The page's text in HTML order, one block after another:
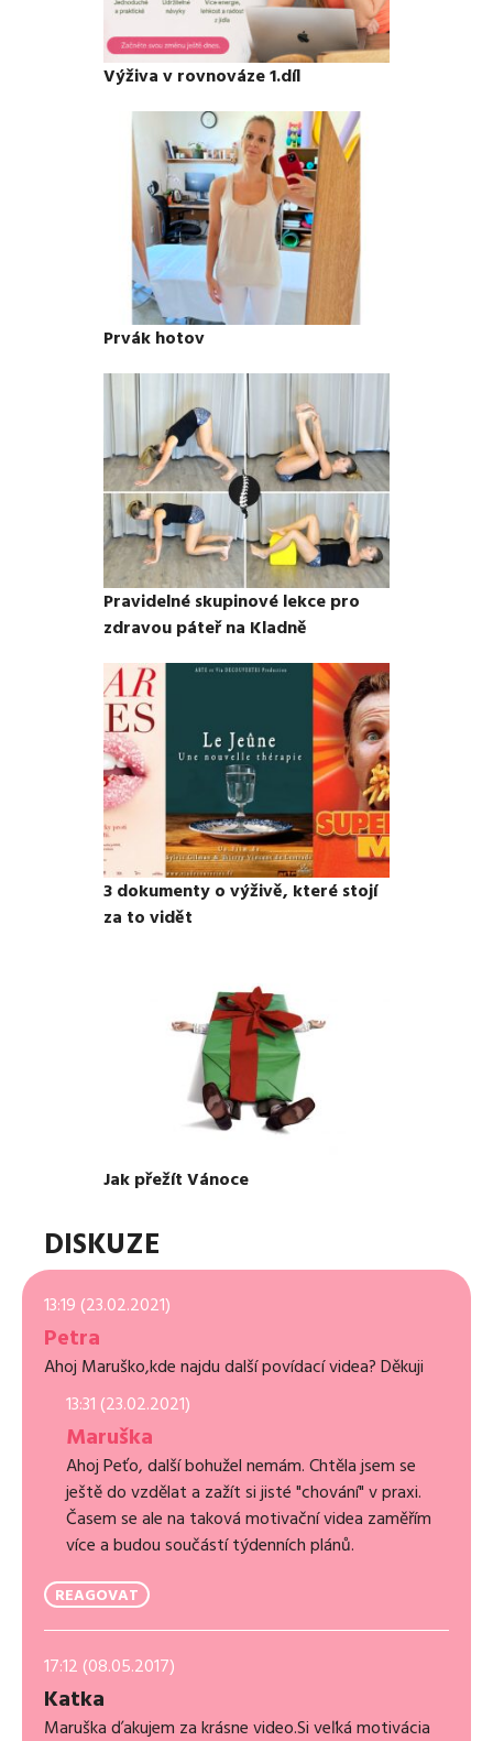
Výživa v rovnováze 1.díl
Prvák hotov
Pravidelné skupinové lekce pro
zdravou páteř na Kladně
3 dokumenty o výživě, které stojí
za to vidět
Jak přežít Vánoce
DISKUZE
13:19 (23.02.2021)
Petra
Ahoj Maruško,kde najdu další povídací videa? Děkuji
13:31 (23.02.2021)
Maruška
Ahoj Peťo, další bohužel nemám. Chtěla jsem se
ještě do vzdělat a zažít si jisté "chování" v praxi.
Časem se ale na taková motivační videa zaměřím
více a budou součástí týdenních plánů.
REAGOVAT
17:12 (08.05.2017)
Katka
Maruška ďakujem za krásne video.Si veľká motivácia